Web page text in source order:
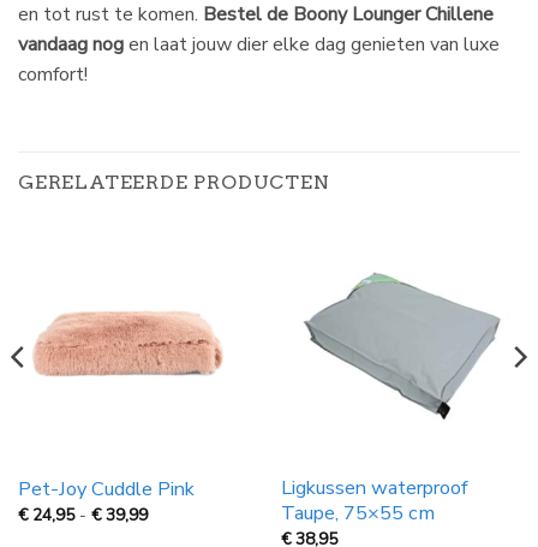
en tot rust te komen. Bestel de Boony Lounger Chillene
vandaag nogen laat jouw dier elke dag genieten van luxe
comfort!
GERELATEERDE PRODUCTEN
Pet-Joy Cuddle Pink
€ 24,95 - €39,99Prijsklasse:
Ligkussen waterproof
Taupe, 75×55 cm
€38,95